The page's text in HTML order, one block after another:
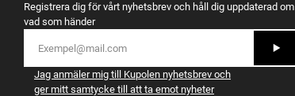
Registrera dig för vårt nyhetsbrev och håll dig uppdaterad om
vad som händer
Jag anmäler mig till Kupolen nyhetsbrev och
ger mitt samtycke till att ta emot nyheter